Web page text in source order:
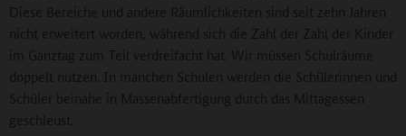
Diese Bereiche und andere Räumlichkeiten sind seit zehn Jahren
nicht erweitert worden, während sich die Zahl der Zahl der Kinder
im Ganztag zum Teil verdreifacht hat. Wir müssen Schulräume
doppelt nutzen. In manchen Schulen werden die Schülerinnen und
Schüler beinahe in Massenabfertigung durch das Mittagessen
geschleust.